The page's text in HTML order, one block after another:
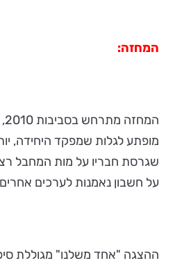
המחזה:
מופתע לגלות שמפקד היחידה,
שגרסת חבריו על מות המחבל
על חשבון נאמנות לערכים
ההצגה "אחד משלנו" מגוללת